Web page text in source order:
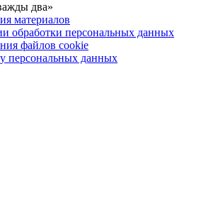
два»
материалов
обработки персональных данных
файлов cookie
персональных данных